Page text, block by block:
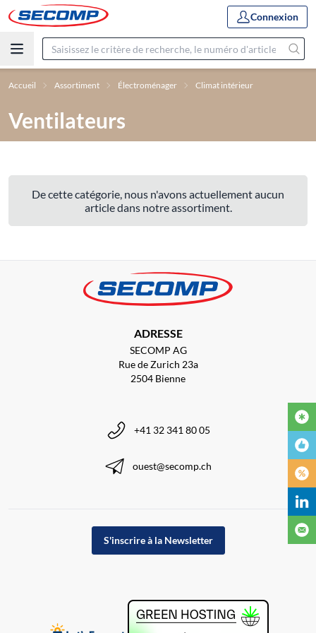
Connexion
Accueil Assortiment Électroménager Climat intérieur
Ventilateurs
De cette catégorie, nous n'avons actuellement aucun
article dans notre assortiment.
ADRESSE
SECOMP AG
Rue de Zurich 23a
2504 Bienne
+41 32 341 80 05
ouest@secomp.ch
S'inscrire à la Newsletter